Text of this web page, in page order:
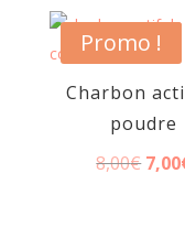
Promo !
Charbon
poudre
8,00€ Le
7,00